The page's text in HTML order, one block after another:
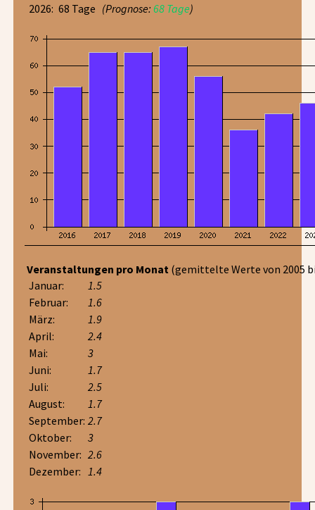
2026: 68 Tage (Prognose:68 Tage)
Veranstaltungen pro Monat (gemittelte Werte von 2005
Januar:
1.5
Februar:
1.6
März:
1.9
April:
2.4
Mai:
3
Juni:
1.7
Juli:
2.5
August:
1.7
September: 2.7
Oktober:
3
November: 2.6
Dezember: 1.4